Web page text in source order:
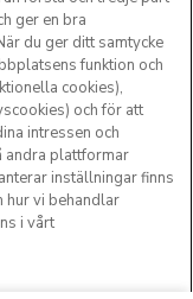
över 975
ger en bra
du ger ditt samtycke
funktion och
cookies),
och för att
intressen och
andra plattformar
inställningar finns
hur vi behandlar
i vårt